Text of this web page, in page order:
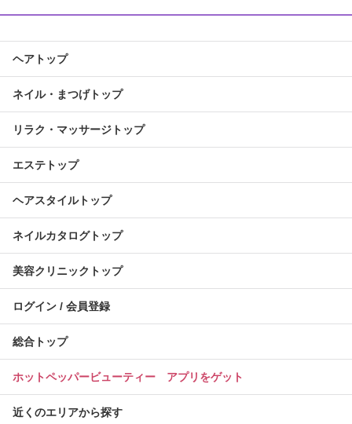
ヘアトップ
ネイル・まつげトップ
リラク・マッサージトップ
エステトップ
ヘアスタイルトップ
ネイルカタログトップ
美容クリニックトップ
ログイン / 会員登録
総合トップ
ホットペッパービューティー アプリをゲット
近くのエリアから探す